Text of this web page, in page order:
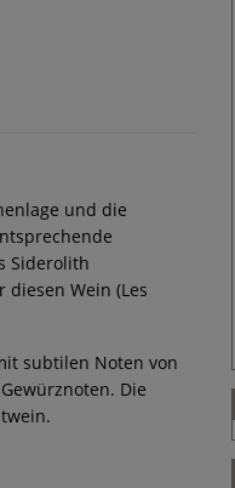
und die
Siderolith
Wein (Les
subtilen Noten von
Die